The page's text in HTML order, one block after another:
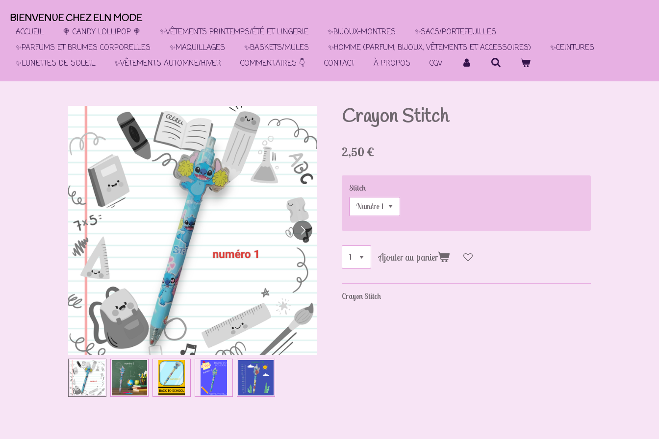
au
contenu
principal
BIENVENUE CHEZ ELN MODE
ACCUEIL 🍭 CANDY LOLLIPOP 🍭 ✨VÊTEMENTS PRINTEMPS/ÉTÉ ET LINGERIE ✨BIJOUX-MONTRES
✨SACS/PORTEFEUILLES
✨PARFUMS ET BRUMES CORPORELLES
✨MAQUILLAGES ✨BASKETS/MULES ✨HOMME (PARFUM, BIJOUX, VÊTEMENTS ET ACCESSOIRES)
✨CEINTURES
✨LUNETTES DE SOLEIL
✨VÊTEMENTS AUTOMNE/HIVER COMMENTAIRES 👇 CONTACT À PROPOS CGV
Crayon Stitch
2,50 €
Stitch
Ajouter au panier
Crayon Stitch